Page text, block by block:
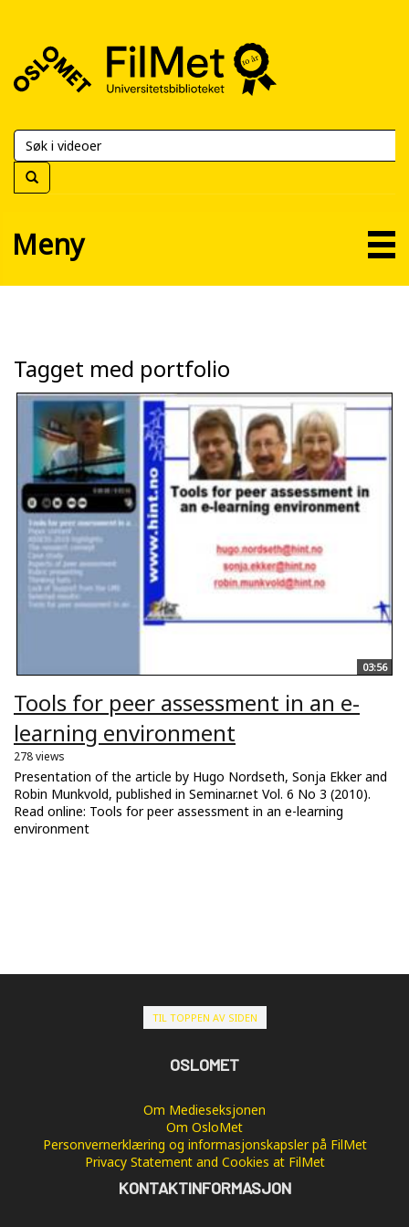
FilMet
Universitetsbiblioteket
Meny
Tagget med portfolio
03:56
Tools for peer assessment in an e-
learning environment
278 views
Presentation of the article by Hugo Nordseth, Sonja Ekker and
Robin Munkvold, published in Seminar.net Vol. 6 No 3 (2010).
Read online: Tools for peer assessment in an e-learning
environment
TIL TOPPEN AV SIDEN
OSLOMET
Om Medieseksjonen
Om OsloMet
Personvernerklæring og informasjonskapsler på FilMet
Privacy Statement and Cookies at FilMet
KONTAKTINFORMASJON